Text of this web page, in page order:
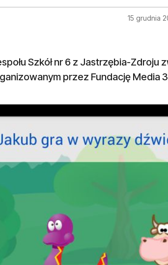
15 grudnia
Szkół nr 6 z Jastrzębia-Zdroju
przez Fundację Media